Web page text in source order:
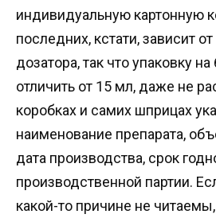
индивидуальную картонную
последних, кстати, зависит
дозатора, так что упаковку
отличить от 15 мл, даже не
коробках и самих шприцах
наименование препарата,
дата производства, срок
производственной партии.
какой-то причине не